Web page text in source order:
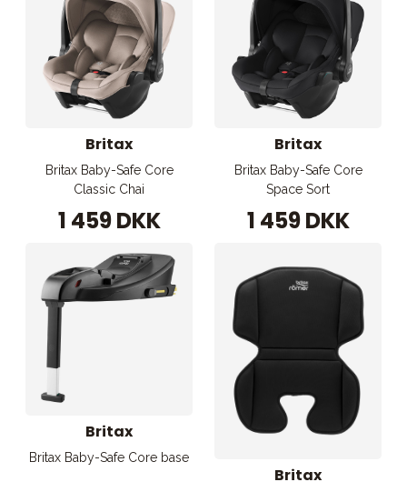
Britax
Britax Baby-Safe Core
Classic Chai
1 459 DKK
Britax
Britax Baby-Safe Core
Space Sort
1 459 DKK
Britax
Britax Baby-Safe Core base
Britax